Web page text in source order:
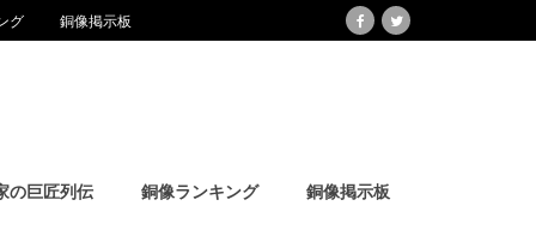
グ 銅像掲示板
の巨匠列伝 銅像ランキング 銅像掲示板